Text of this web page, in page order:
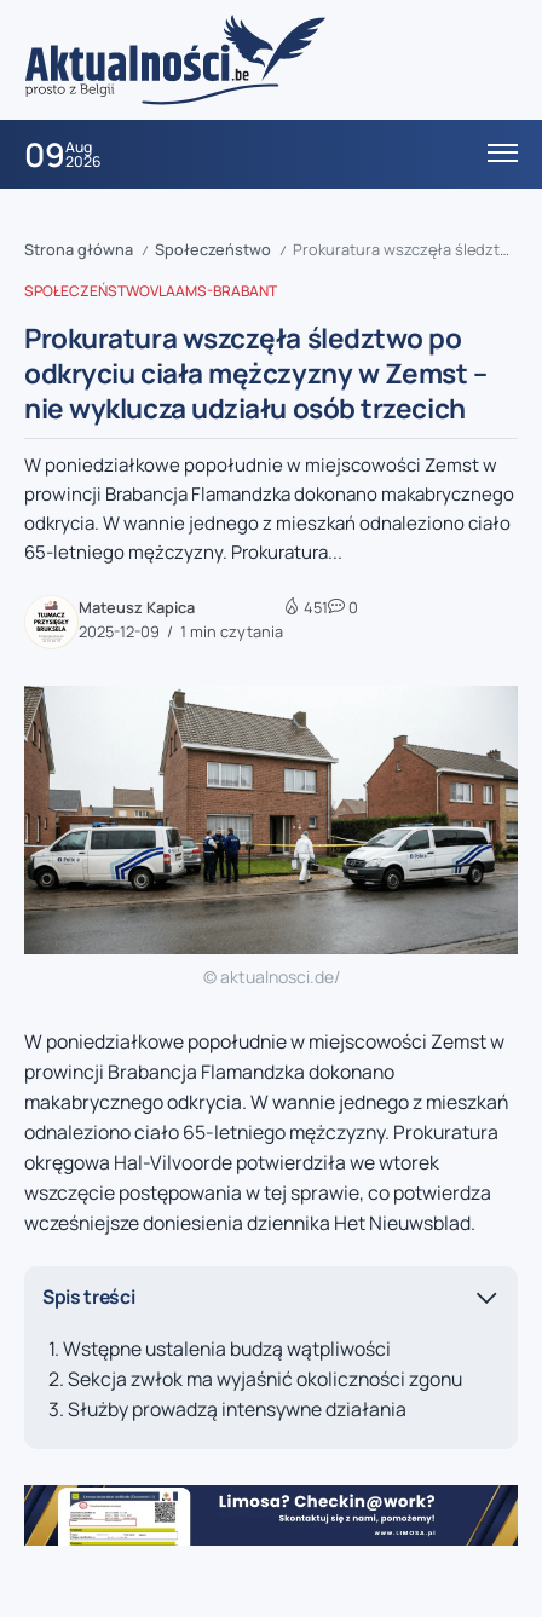
09Aug
2026
Strona główna / Społeczeństwo / Prokuratura wszczęła śledztwo po odkryciu ciała mężczyzny w Zemst – nie wyklucza udziału osób trzecich
SPOŁECZEŃSTWOVLAAMS-BRABANT
Prokuratura wszczęła śledztwo po
odkryciu ciała mężczyzny w Zemst –
nie wyklucza udziału osób trzecich
W poniedziałkowe popołudnie w miejscowości Zemst w
prowincji Brabancja Flamandzka dokonano makabrycznego
odkrycia. W wannie jednego z mieszkań odnaleziono ciało
65-letniego mężczyzny. Prokuratura...
Mateusz Kapica
2025-12-09
1 min czytania
451 0
© aktualnosci.de/
W poniedziałkowe popołudnie w miejscowości Zemst w
prowincji Brabancja Flamandzka dokonano
makabrycznego odkrycia. W wannie jednego z mieszkań
odnaleziono ciało 65-letniego mężczyzny. Prokuratura
okręgowa Hal-Vilvoorde potwierdziła we wtorek
wszczęcie postępowania w tej sprawie, co potwierdza
wcześniejsze doniesienia dziennika Het Nieuwsblad.
Spis treści
Wstępne ustalenia budzą wątpliwości
Sekcja zwłok ma wyjaśnić okoliczności zgonu
Służby prowadzą intensywne działania